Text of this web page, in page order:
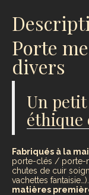
Porte
divers
Un
éthique
Fabriqués à la
porte-clés / porte-
chutes de cuir
vachettes
matières